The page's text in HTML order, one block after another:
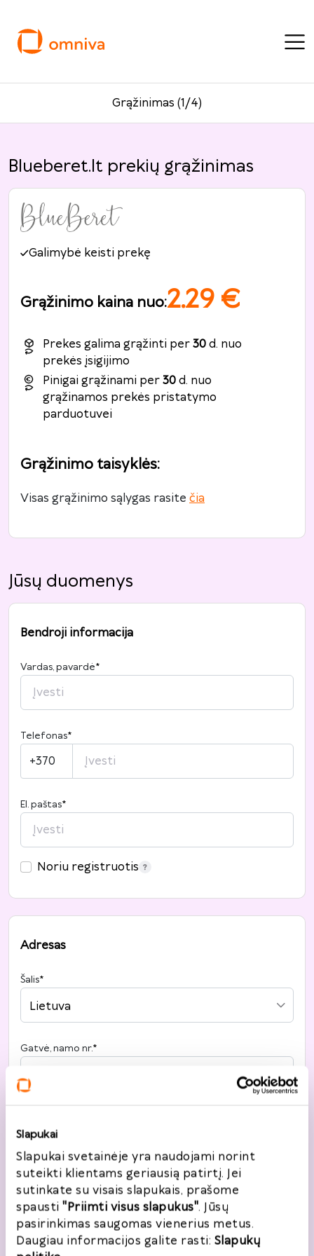
Slapukai
Slapukai svetainėje yra naudojami norint
suteikti klientams geriausią patirtį. Jei
sutinkate su visais slapukais, prašome
spausti "Priimti visus slapukus". Jūsų
pasirinkimas saugomas vienerius metus.
Daugiau informacijos galite rasti: Slapukų
Grąžinimas (1/4)
Blueberet.lt prekių grąžinimas
Galimybė keisti prekę
Grąžinimo kaina nuo:2.29 €
Prekes galima grąžinti per30d. nuo
prekės įsigijimo
Pinigai grąžinami per30d. nuo
grąžinamos prekės pristatymo
parduotuvei
Grąžinimo taisyklės:
Visas grąžinimo sąlygas rasite čia
Jūsų duomenys
Bendroji informacija
Vardas, pavardė*
Telefonas*
+370
El. paštas*
Noriu registruotis
Adresas
Šalis*
Lietuva
Gatvė, namo nr.*
Pašto kodas*